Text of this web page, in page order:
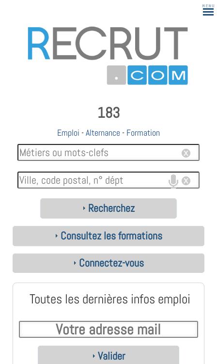
183
Emploi -Alternance - Formation
Recherchez
Consultez les formations
Connectez-vous
Toutes les dernières infos emploi
Valider